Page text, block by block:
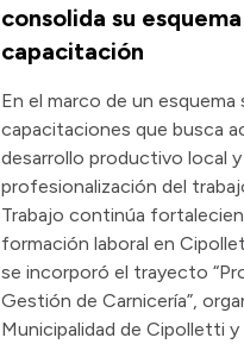
consolida su
capacitación
En el marco de un
capacitaciones que busca
desarrollo productivo local y
profesionalización del
Trabajo continúa
formación laboral en
se incorporó el trayecto
Gestión de Carnicería”,
Municipalidad de Cipolletti y